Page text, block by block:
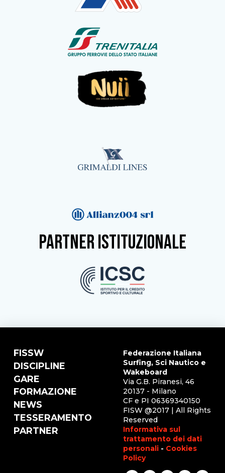
partner istituzionale
FISSW
DISCIPLINE
GARE
FORMAZIONE
NEWS
TESSERAMENTO
PARTNER
Federazione Italiana
Surfing, Sci Nautico e
Wakeboard
Via G.B. Piranesi, 46
20137 - Milano
CF e PI 06369340150
FISW @2017 | All Rights
Reserved
Informativa sul
trattamento dei dati
personali - Cookies
Policy